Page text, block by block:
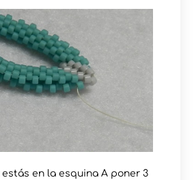
en la esquina A poner 3